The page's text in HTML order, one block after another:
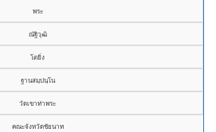
พระ
ณัฐิวุฒิ
โตยิ่ง
ฐานสมฺปนฺโน
วัดเขาท่าพระ
คณะจังหวัดชัยนาท